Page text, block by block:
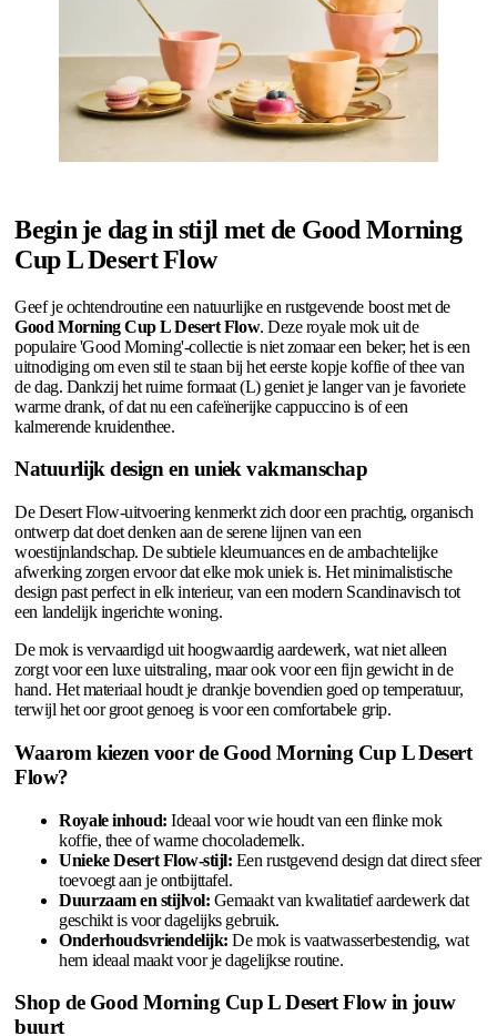
Begin je dag in stijl met de Good Morning
Cup L Desert Flow
Geef je ochtendroutine een natuurlijke en rustgevende boost met de
Good Morning Cup L Desert Flow. Deze royale mok uit de
populaire 'Good Morning'-collectie is niet zomaar een beker; het is een
uitnodiging om even stil te staan bij het eerste kopje koffie of thee van
de dag. Dankzij het ruime formaat (L) geniet je langer van je favoriete
warme drank, of dat nu een cafeïnerijke cappuccino is of een
kalmerende kruidenthee.
Natuurlijk design en uniek vakmanschap
De Desert Flow-uitvoering kenmerkt zich door een prachtig, organisch
ontwerp dat doet denken aan de serene lijnen van een
woestijnlandschap. De subtiele kleurnuances en de ambachtelijke
afwerking zorgen ervoor dat elke mok uniek is. Het minimalistische
design past perfect in elk interieur, van een modern Scandinavisch tot
een landelijk ingerichte woning.
De mok is vervaardigd uit hoogwaardig aardewerk, wat niet alleen
zorgt voor een luxe uitstraling, maar ook voor een fijn gewicht in de
hand. Het materiaal houdt je drankje bovendien goed op temperatuur,
terwijl het oor groot genoeg is voor een comfortabele grip.
Waarom kiezen voor de Good Morning Cup L Desert
Flow?
Royale inhoud: Ideaal voor wie houdt van een flinke mok
koffie, thee of warme chocolademelk.
Unieke Desert Flow-stijl: Een rustgevend design dat direct sfeer
toevoegt aan je ontbijttafel.
Duurzaam en stijlvol: Gemaakt van kwalitatief aardewerk dat
geschikt is voor dagelijks gebruik.
Onderhoudsvriendelijk: De mok is vaatwasserbestendig, wat
hem ideaal maakt voor je dagelijkse routine.
Shop de Good Morning Cup L Desert Flow in jouw
buurt